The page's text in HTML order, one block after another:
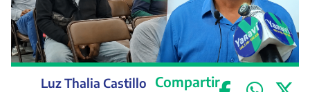
Luz Thalia Castillo
Compartir